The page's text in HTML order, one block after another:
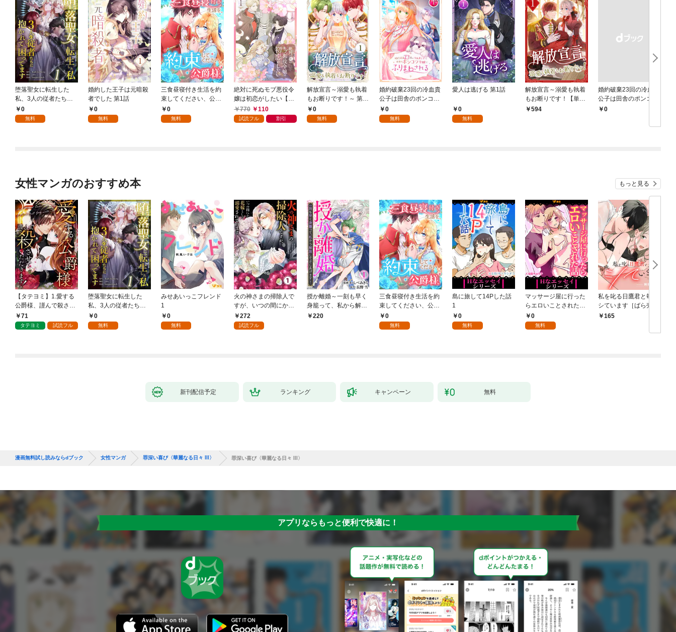
堕落聖女に転生した
私、3人の従者たちに
抱かれて困ってます 第
1話
0
無料
婚約した王子は元暗殺
者でした 第1話
0
無料
三食昼寝付き生活を約
束してください、公爵
様 1話
0
無料
絶対に死ぬモブ悪役令
嬢は初恋がしたい【単
行本版】 1巻
770 110
試読フル 割引
解放宣言～溺愛も執着
もお断りです！～ 第1
話0
無料
婚約破棄23回の冷血貴
公子は田舎のポンコツ
令嬢にふりまわされる
1話
0
無料
愛人は逃げる 第1話
0
無料
解放宣言～溺愛も執着
もお断りです！【単行
本版】 1巻
594
婚約破棄23回の冷血貴
公子は田舎のポンコツ
令嬢にふりまわされる
￥0
女性マンガのおすすめ本 もっと見る
【タテヨミ】1.愛する
公爵様、謹んで殺させ
ていただきます！
71
タテヨミ 試読フル
堕落聖女に転生した
私、3人の従者たちに
抱かれて困ってます 第
1話
0
無料
みせあいっこフレンド
1
0
無料
火の神さまの掃除人で
すが、いつの間にか花
嫁として溺愛されてい
ます【単話】（１）
272
試読フル
授か離婚～一刻も早く
身籠って、私から解放
してさしあげます！1
220
三食昼寝付き生活を約
束してください、公爵
様 1話
0
無料
島に旅して14Pした話
1
0
無料
マッサージ屋に行った
らエロいことされた話
1 0
無料
私を叱る日鷹君と毎晩
シています［ばら売
り］ 第1話
165
新刊配信予定 ランキング キャンペーン 無料
漫画無料試し読みならdブック 女性マンガ 罪深い喜び〈華麗なる日々 Ⅲ〉 罪深い喜び〈華麗なる日々 Ⅲ〉
アプリならもっと便利で快適に！